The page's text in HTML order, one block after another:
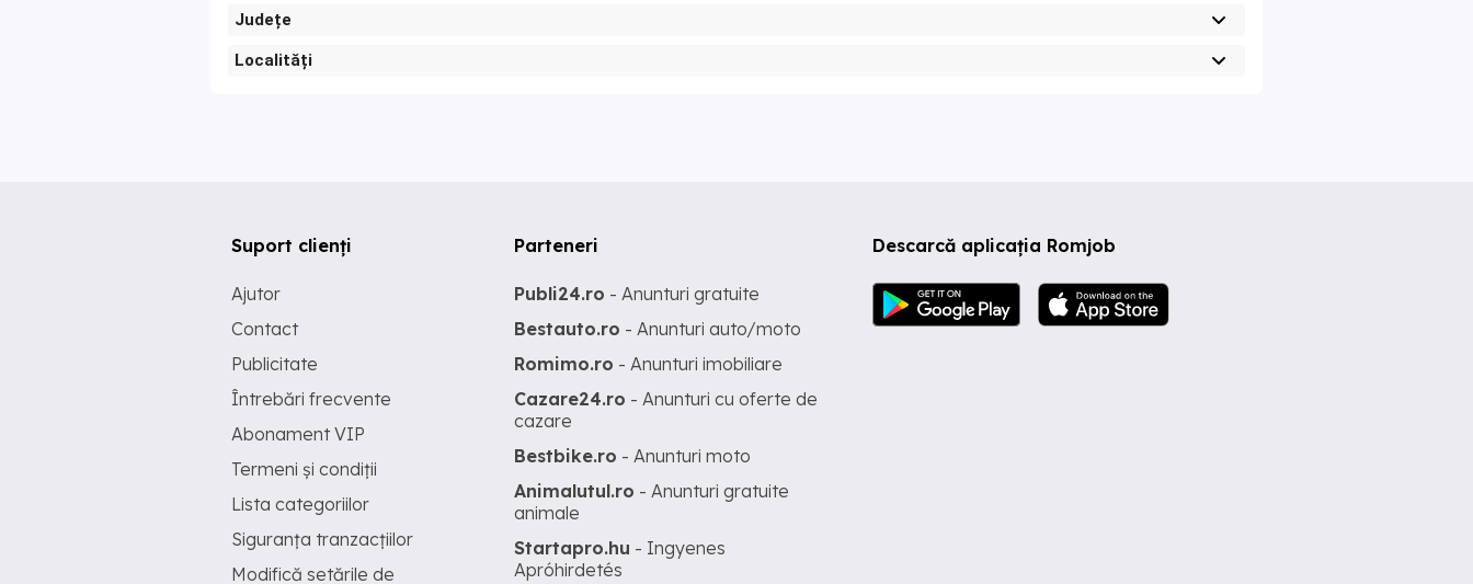
Județe
Localități
Descarcă aplicația Romjob
Suport clienți
Ajutor
Contact
Publicitate
Întrebări frecvente
Abonament VIP
Termeni și condiții
Lista categoriilor
Siguranța tranzacțiilor
Modifică setările de
Parteneri
Publi24.ro - Anunturi gratuite
Bestauto.ro - Anunturi auto/moto
Romimo.ro - Anunturi imobiliare
Cazare24.ro - Anunturi cu oferte de
cazare
Bestbike.ro - Anunturi moto
Animalutul.ro - Anunturi gratuite
animale
Startapro.hu - Ingyenes
Apróhirdetés